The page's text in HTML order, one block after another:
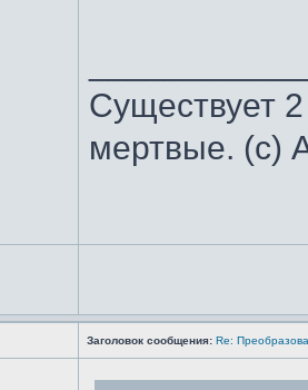
Существует
мертвые. (с)
Заголовок сообщения: Re: